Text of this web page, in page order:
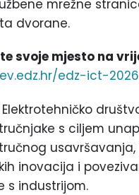
mrežne
dvorane.
svoje mjesto na
edz-ict-
Elektrotehničko
s ciljem
inovacija i
s industrijom.